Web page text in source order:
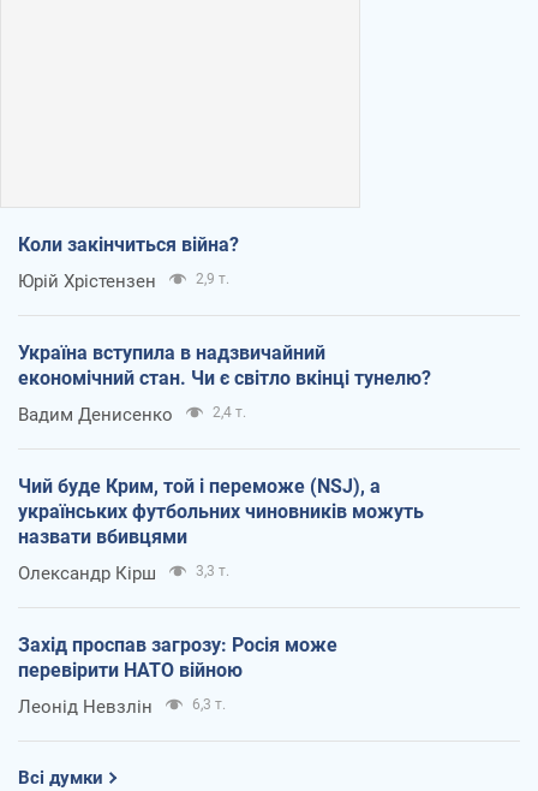
Коли закінчиться війна?
Юрій Хрістензен 2,9 т.
Україна вступила в надзвичайний
економічний стан. Чи є світло вкінці тунелю?
Вадим Денисенко 2,4 т.
Чий буде Крим, той і переможе (NSJ), а
українських футбольних чиновників можуть
назвати вбивцями
Олександр Кірш 3,3 т.
Захід проспав загрозу: Росія може
перевірити НАТО війною
Леонід Невзлін 6,3 т.
Всі думки